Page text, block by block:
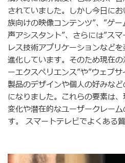
されていました。しかし今日に
族向けの映像コンテンツ”、”ゲ
声アシスタント”、さらには”ス
レス技術アプリケーションなど
進化しています。そのため現在
ーエクスペリエンス”や”ウェブ
製品のデザインや個人の好みな
になりました。これらの要素は
変化や潜在的なユーザークレー
す。 スマートテレビでよくある